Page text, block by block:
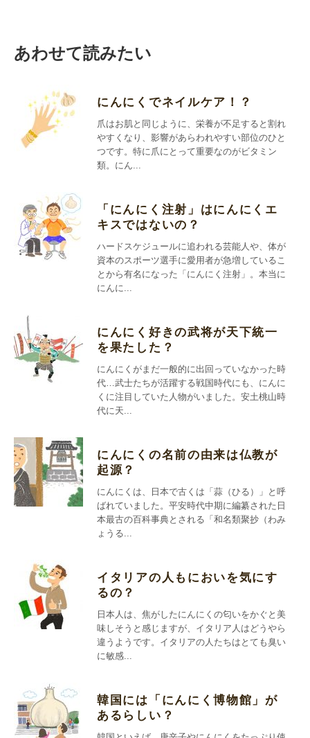
あわせて読みたい
にんにくでネイルケア！？
爪はお肌と同じように、栄養が不足すると割れ
やすくなり、影響があらわれやすい部位のひと
つです。特に爪にとって重要なのがビタミン
類。にん...
「にんにく注射」はにんにくエ
キスではないの？
ハードスケジュールに追われる芸能人や、体が
資本のスポーツ選手に愛用者が急増しているこ
とから有名になった「にんにく注射」。本当に
にんに...
にんにく好きの武将が天下統一
を果たした？
にんにくがまだ一般的に出回っていなかった時
代…武士たちが活躍する戦国時代にも、にんに
くに注目していた人物がいました。安土桃山時
代に天...
にんにくの名前の由来は仏教が
起源？
にんにくは、日本で古くは「蒜（ひる）」と呼
ばれていました。平安時代中期に編纂された日
本最古の百科事典とされる「和名類聚抄（わみ
ょうる...
イタリアの人もにおいを気にす
るの？
日本人は、焦がしたにんにくの匂いをかぐと美
味しそうと感じますが、イタリア人はどうやら
違うようです。イタリアの人たちはとても臭い
に敏感...
韓国には「にんにく博物館」が
あるらしい？